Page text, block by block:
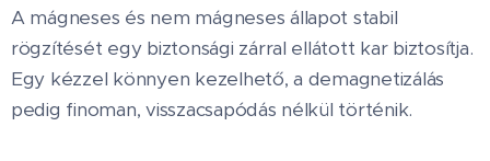
A mágneses és nem mágneses állapot stabil
rögzítését egy biztonsági zárral ellátott kar biztosítja.
Egy kézzel könnyen kezelhető, a demagnetizálás
pedig finoman, visszacsapódás nélkül történik.